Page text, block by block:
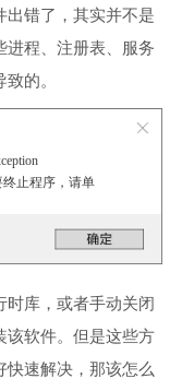
出错了，其实并不是
进程、注册表、服务
致的。
终止程序，请单
时库，或者手动关闭
该软件。但是这些方
快速解决，那该怎么